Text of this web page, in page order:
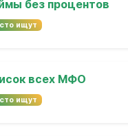
без процентов
ищут
всех МФО
ищут